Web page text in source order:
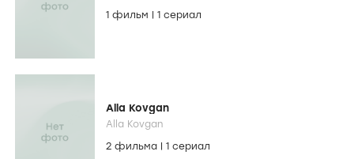
1 фильм
1 сериал
Alla Kovgan
Alla Kovgan
2 фильма
1 сериал